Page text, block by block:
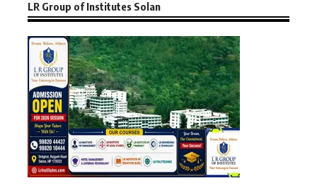
LR Group of Institutes Solan